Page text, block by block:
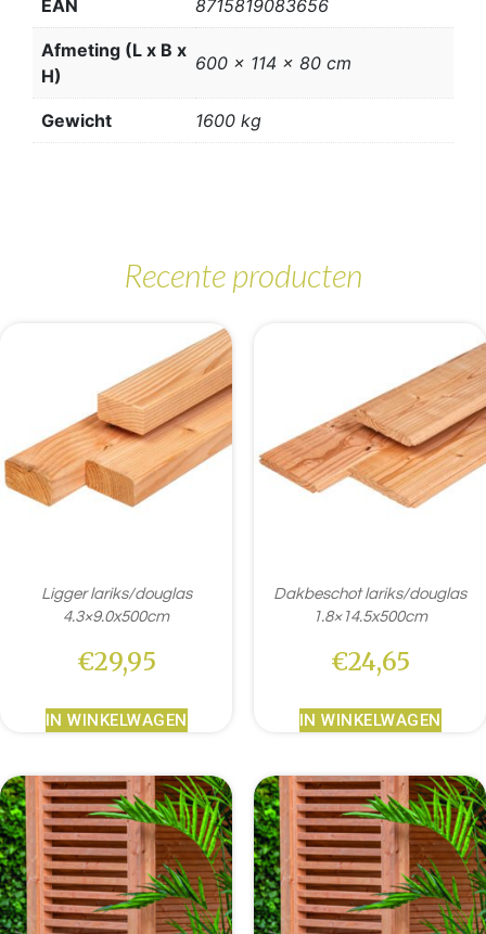
EAN 8715819083656
Afmeting (L x B x
H)
600 x 114 x 80 cm
Gewicht 1600 kg
Recente producten
Ligger lariks/douglas
4.3×9.0x500cm
€29,95
IN WINKELWAGEN
Dakbeschot lariks/douglas
1.8×14.5x500cm
€24,65
IN WINKELWAGEN